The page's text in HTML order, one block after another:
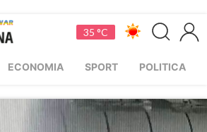
35 °C
ECONOMIA SPORT POLITICA